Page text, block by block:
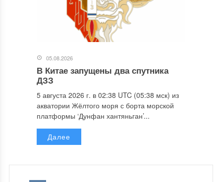
05.08.2026
В Китае запущены два спутника
ДЗЗ
5 августа 2026 г. в 02:38 UTC (05:38 мск) из
акватории Жёлтого моря с борта морской
платформы ‘Дунфан хантяньган’...
Далее